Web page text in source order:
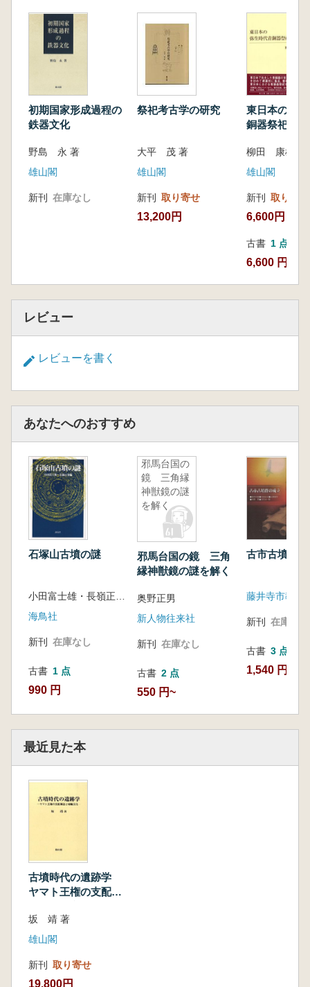
初期国家形成過程の
鉄器文化
野島 永 著
雄山閣
新刊 在庫なし
祭祀考古学の研究
大平 茂 著
雄山閣
新刊 取り寄せ
13,200円
東日本の弥
銅器祭祀の
柳田 康雄 編
雄山閣
新刊 取り寄せ
6,600円
古書 1 点
6,600 円
レビュー
レビューを書く
あなたへのおすすめ
石塚山古墳の謎
海鳥社
新刊 在庫なし
古書 1 点
990 円
邪馬台国の
鏡 三角縁
神獣鏡の謎
を解く
邪馬台国の鏡 三角
縁神獣鏡の謎を解く
奥野正男
新人物往来社
新刊 在庫なし
古書 2 点
550 円~
古市古墳群
藤井寺市教育
新刊 在庫なし
古書 3 点
1,540 円~
最近見た本
古墳時代の遺跡学
ヤマト王権の支配構
坂 靖 著
雄山閣
新刊 取り寄せ
19,800円